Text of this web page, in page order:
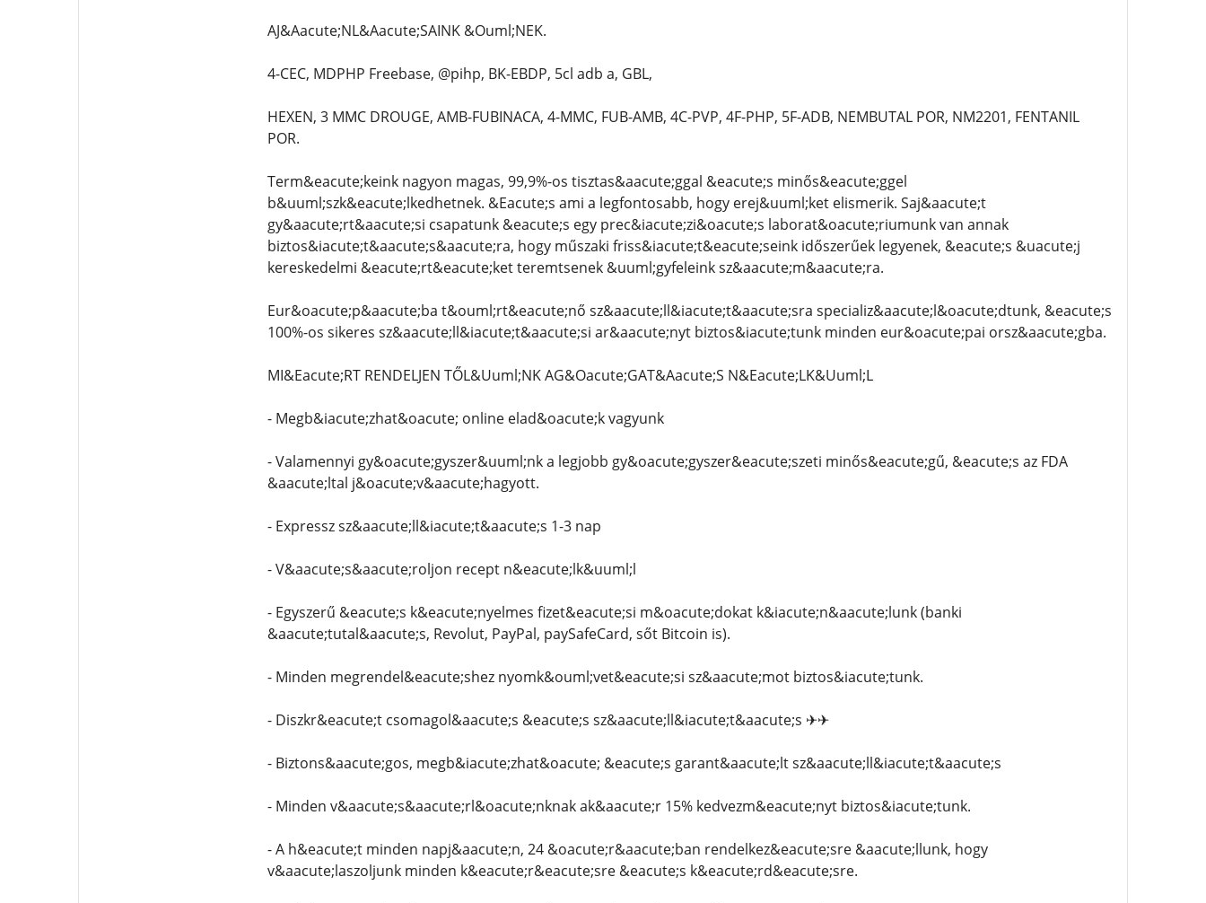
AJ&Aacute;NL&Aacute;SAINK &Ouml;NEK.
4-CEC, MDPHP Freebase, @pihp, BK-EBDP, 5cl adb a, GBL,
HEXEN, 3 MMC DROUGE, AMB-FUBINACA, 4-MMC, FUB-AMB, 4C-PVP, 4F-PHP, 5F-ADB, NEMBUTAL POR, NM2201, FENTANIL
POR.
Term&eacute;keink nagyon magas, 99,9%-os tisztas&aacute;ggal &eacute;s minős&eacute;ggel
b&uuml;szk&eacute;lkedhetnek. &Eacute;s ami a legfontosabb, hogy erej&uuml;ket elismerik. Saj&aacute;t
gy&aacute;rt&aacute;si csapatunk &eacute;s egy prec&iacute;zi&oacute;s laborat&oacute;riumunk van annak
biztos&iacute;t&aacute;s&aacute;ra, hogy műszaki friss&iacute;t&eacute;seink időszerűek legyenek, &eacute;s &uacute;j
kereskedelmi &eacute;rt&eacute;ket teremtsenek &uuml;gyfeleink sz&aacute;m&aacute;ra.
Eur&oacute;p&aacute;ba t&ouml;rt&eacute;nő sz&aacute;ll&iacute;t&aacute;sra specializ&aacute;l&oacute;dtunk, &eacute;s
100%-os sikeres sz&aacute;ll&iacute;t&aacute;si ar&aacute;nyt biztos&iacute;tunk minden eur&oacute;pai orsz&aacute;gba.
MI&Eacute;RT RENDELJEN TŐL&Uuml;NK AG&Oacute;GAT&Aacute;S N&Eacute;LK&Uuml;L
- Megb&iacute;zhat&oacute; online elad&oacute;k vagyunk
- Valamennyi gy&oacute;gyszer&uuml;nk a legjobb gy&oacute;gyszer&eacute;szeti minős&eacute;gű, &eacute;s az FDA
&aacute;ltal j&oacute;v&aacute;hagyott.
- Expressz sz&aacute;ll&iacute;t&aacute;s 1-3 nap
- V&aacute;s&aacute;roljon recept n&eacute;lk&uuml;l
- Egyszerű &eacute;s k&eacute;nyelmes fizet&eacute;si m&oacute;dokat k&iacute;n&aacute;lunk (banki
&aacute;tutal&aacute;s, Revolut, PayPal, paySafeCard, sőt Bitcoin is).
- Minden megrendel&eacute;shez nyomk&ouml;vet&eacute;si sz&aacute;mot biztos&iacute;tunk.
- Diszkr&eacute;t csomagol&aacute;s &eacute;s sz&aacute;ll&iacute;t&aacute;s ✈✈
- Biztons&aacute;gos, megb&iacute;zhat&oacute; &eacute;s garant&aacute;lt sz&aacute;ll&iacute;t&aacute;s
- Minden v&aacute;s&aacute;rl&oacute;nknak ak&aacute;r 15% kedvezm&eacute;nyt biztos&iacute;tunk.
- A h&eacute;t minden napj&aacute;n, 24 &oacute;r&aacute;ban rendelkez&eacute;sre &aacute;llunk, hogy
v&aacute;laszoljunk minden k&eacute;r&eacute;sre &eacute;s k&eacute;rd&eacute;sre.